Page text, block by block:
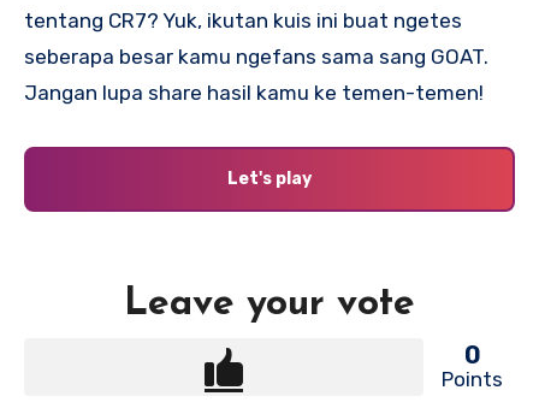
tentang CR7? Yuk, ikutan kuis ini buat ngetes
seberapa besar kamu ngefans sama sang GOAT.
Jangan lupa share hasil kamu ke temen-temen!
Let's play
Leave your vote
0
Points